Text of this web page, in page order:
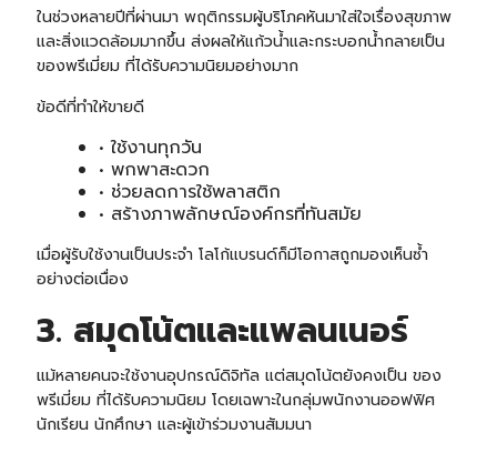
ในช่วงหลายปีที่ผ่านมา พฤติกรรมผู้บริโภคหันมาใส่ใจเรื่องสุขภาพ
และสิ่งแวดล้อมมากขึ้น ส่งผลให้แก้วน้ำและกระบอกน้ำกลายเป็น
ของพรีเมี่ยม ที่ได้รับความนิยมอย่างมาก
ข้อดีที่ทำให้ขายดี
• ใช้งานทุกวัน
• พกพาสะดวก
• ช่วยลดการใช้พลาสติก
• สร้างภาพลักษณ์องค์กรที่ทันสมัย
เมื่อผู้รับใช้งานเป็นประจำ โลโก้แบรนด์ก็มีโอกาสถูกมองเห็นซ้ำ
อย่างต่อเนื่อง
3. สมุดโน้ตและแพลนเนอร์
แม้หลายคนจะใช้งานอุปกรณ์ดิจิทัล แต่สมุดโน้ตยังคงเป็น ของ
พรีเมี่ยม ที่ได้รับความนิยม โดยเฉพาะในกลุ่มพนักงานออฟฟิศ
นักเรียน นักศึกษา และผู้เข้าร่วมงานสัมมนา